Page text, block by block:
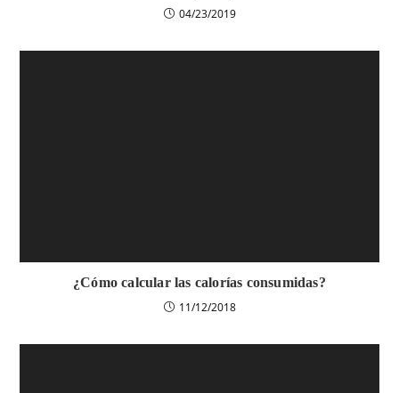
04/23/2019
¿Cómo calcular las calorías consumidas?
11/12/2018